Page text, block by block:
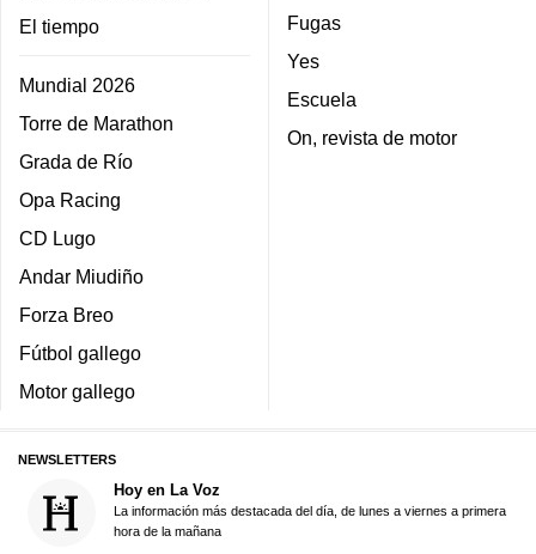
El tiempo
Mundial 2026
Torre de Marathon
Grada de Río
Opa Racing
CD Lugo
Andar Miudiño
Forza Breo
Fútbol gallego
Motor gallego
Fugas
Yes
Escuela
On, revista de motor
NEWSLETTERS
Hoy en La Voz
La información más destacada del día, de lunes a viernes a primera
hora de la mañana